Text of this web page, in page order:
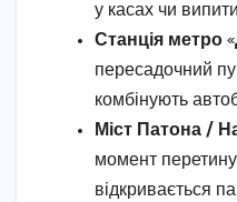
у касах чи
Станція метро
пересадочний
комбінують
Міст Патона /
момент
відкривається